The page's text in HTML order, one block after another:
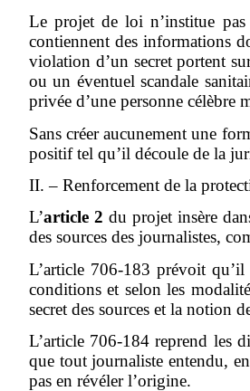
Le projet de loi n’institue pas
contiennent des informations
violation d’un secret portent
ou un éventuel scandale
privée d’une personne célèbre
Sans créer aucunement une
positif tel qu’il découle de la
II. – Renforcement de la
L’article 2 du projet insère
des sources des journalistes,
L’article 706-183 prévoit qu’il
conditions et selon les
secret des sources et la notion
L’article 706-184 reprend les
que tout journaliste entendu,
pas en révéler l’origine.